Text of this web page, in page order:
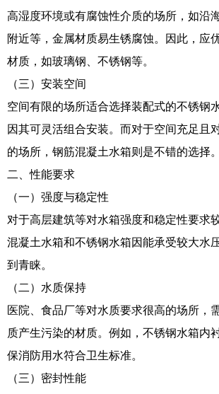
高湿度环境或有腐蚀性介质的场所，如沿
附近等，金属材质易生锈腐蚀。因此，应
材质，如玻璃钢、不锈钢等。
（三）安装空间
空间有限的场所适合选择装配式的不锈钢
因其可灵活组合安装。而对于空间充足且
的场所，钢筋混凝土水箱则是不错的选择。
二、性能要求
（一）强度与稳定性
对于高层建筑等对水箱强度和稳定性要求
混凝土水箱和不锈钢水箱因能承受较大水
到青睐。
（二）水质保持
医院、食品厂等对水质要求很高的场所，
质产生污染的材质。例如，不锈钢水箱内
保消防用水符合卫生标准。
（三）密封性能